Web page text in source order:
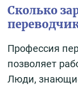
Сколько
Профессия
позволяет
Люди,